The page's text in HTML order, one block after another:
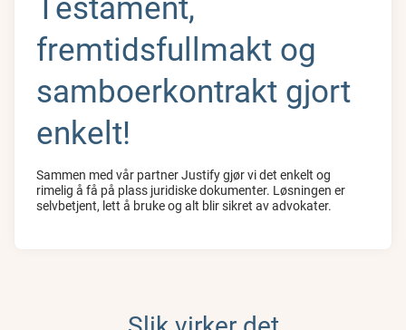
fremtidsfullmakt og
samboerkontrakt gjort
enkelt!
Sammen med vår partner Justify gjør vi det enkelt og
rimelig å få på plass juridiske dokumenter. Løsningen er
selvbetjent, lett å bruke og alt blir sikret av advokater.